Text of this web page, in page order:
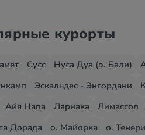
курорты
Сусс Нуса Дуа (о. Бали)
Эскальдес - Энгордани
Айя Напа Ларнака Лимассол
Дорада о. Майорка о.